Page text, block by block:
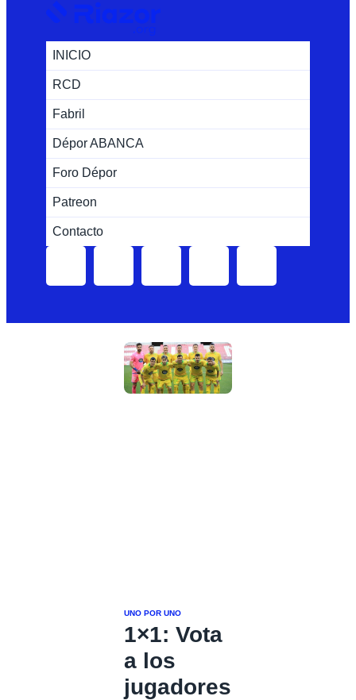
INICIO
RCD
Fabril
Dépor ABANCA
Foro Dépor
Patreon
Contacto
UNO POR UNO
1×1: Vota
a los
jugadores